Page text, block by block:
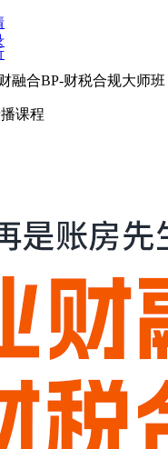
融合BP-财税合规大师班
课程